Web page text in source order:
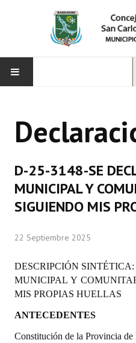
CONCEJO
Integrantes del Concejo
Comisiones Permanentes
Comisiones Especiales
Concejales Mandato Cumplido
Programas
LEGISLACIÓN
Constitución Nacional
D-25-3148-SE
MUNICIPAL Y
SIGUIENDO MIS
22 Septiembre 2025
DESCRIPCIÓN
MUNICIPAL Y
MIS PROPIAS HUELLAS
ANTECEDENTES
Constitución de la Provincia